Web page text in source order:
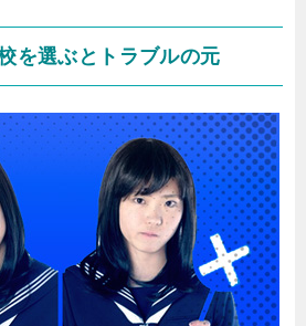
を選ぶとトラブルの元